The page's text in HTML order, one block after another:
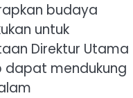
budaya
untuk
Direktur Utama
dapat mendukung